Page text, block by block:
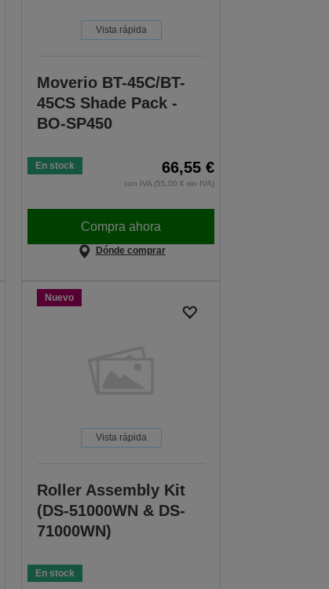
Vista rápida
Moverio BT-45C/BT-
45CS Shade Pack -
BO-SP450
En stock 66,55 €
con IVA (55,00 € sin IVA)
Compra ahora
Dónde comprar
Nuevo
Vista rápida
Roller Assembly Kit
(DS-51000WN & DS-
71000WN)
En stock